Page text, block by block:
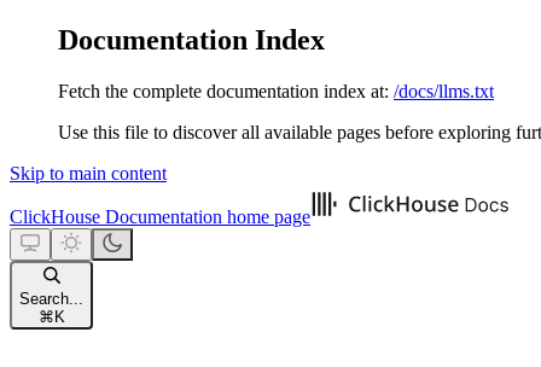
Documentation Index
Fetch the complete documentation index at: /docs/llms.txt
Use this file to discover all available pages before exploring
Skip to main content
ClickHouse Documentation home page
Search...
⌘ K